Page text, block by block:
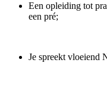
Een opleiding tot
een pré;
Je spreekt vloeiend